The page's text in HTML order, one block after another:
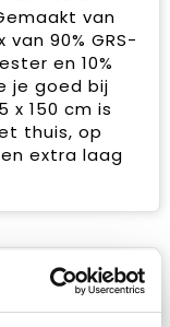
van
90% GRS-
en 10%
je goed bij
x 150 cm is
thuis, op
extra laag